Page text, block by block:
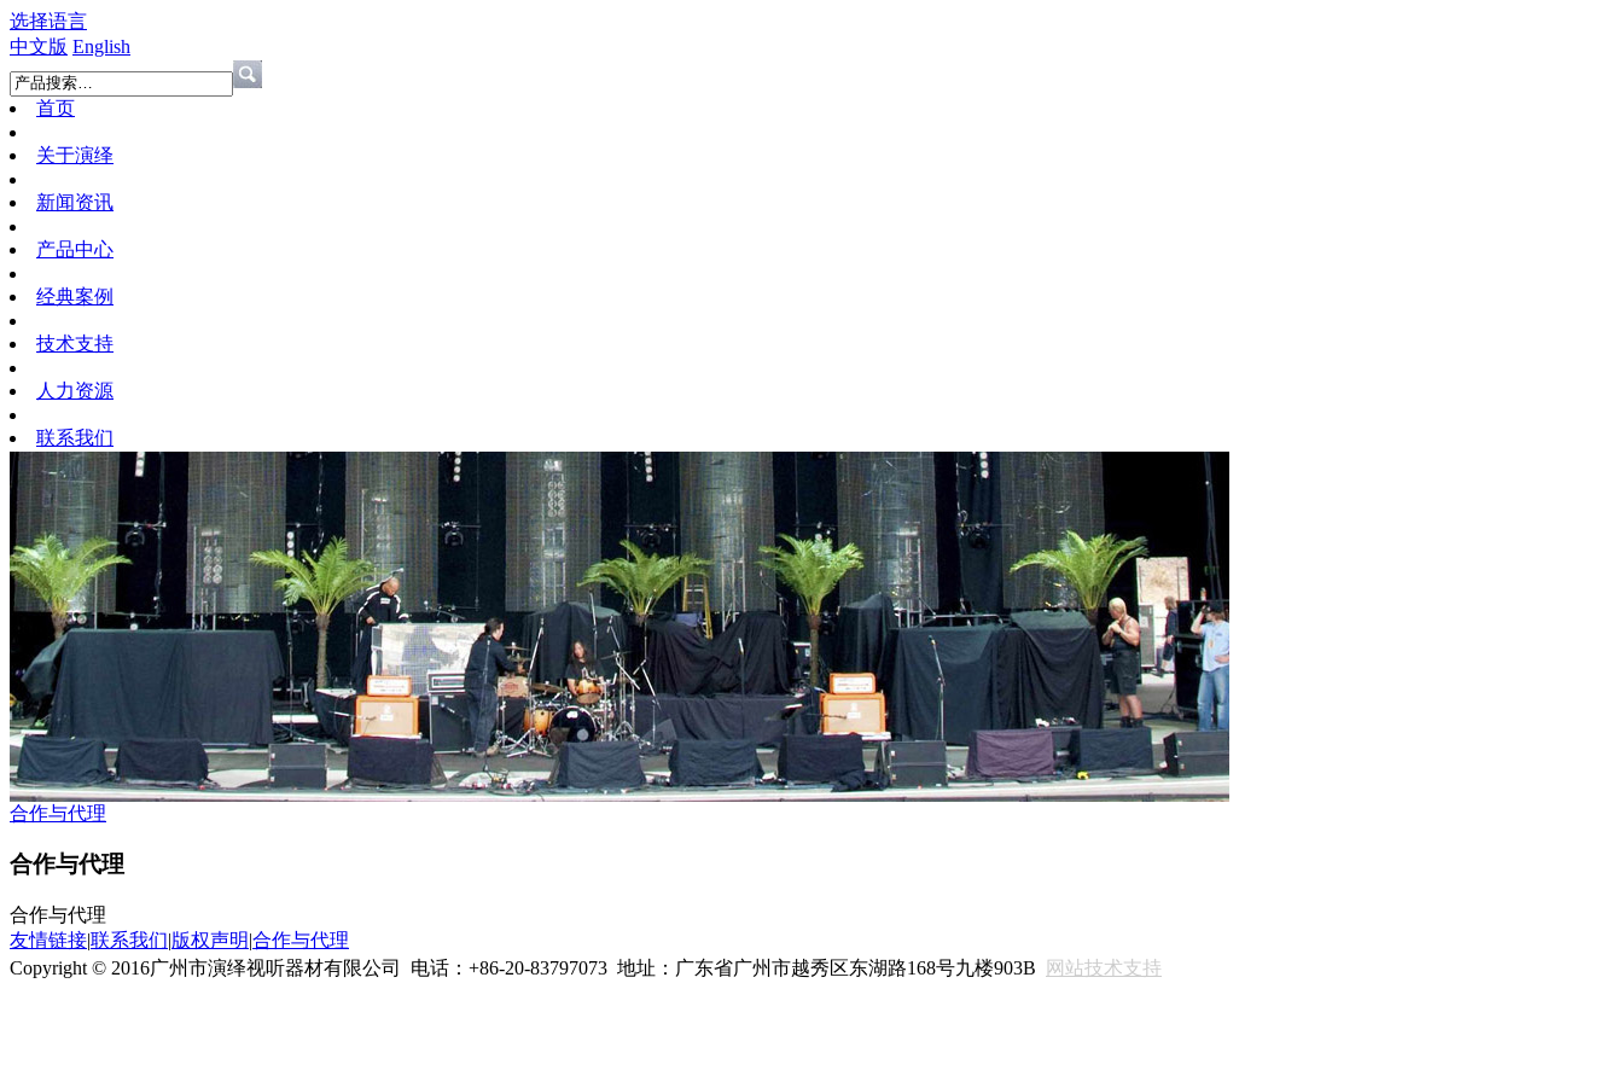
选择语言
中文版 English
首页
关于演绎
新闻资讯
产品中心
经典案例
技术支持
人力资源
联系我们
合作与代理
合作与代理
合作与代理
友情链接|联系我们|版权声明|合作与代理
Copyright © 2016广州市演绎视听器材有限公司 电话：+86-20-83797073 地址：广东省广州市越秀区东湖路168号九楼903B 网站技术支持